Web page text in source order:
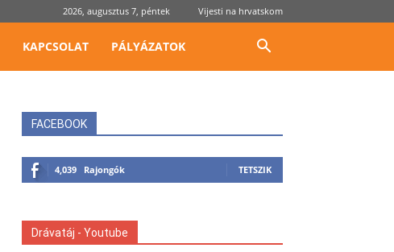
2026, augusztus 7, péntek Vijesti na hrvatskom
KAPCSOLAT PÁLYÁZATOK
FACEBOOK
4,039 Rajongók TETSZIK
Drávatáj - Youtube